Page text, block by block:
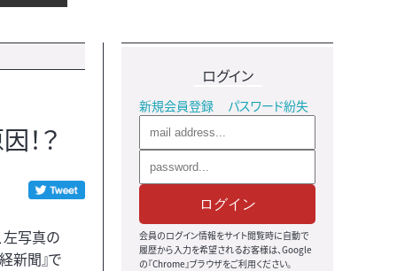
！？
左写真の
新聞』で
ログイン
新規会員登録 パスワード紛失
ログイン
会員のログイン情報をサイト閲覧時に自動で
履歴から入力を希望されるお客様は、Google
の『Chrome』ブラウザをご利用ください。